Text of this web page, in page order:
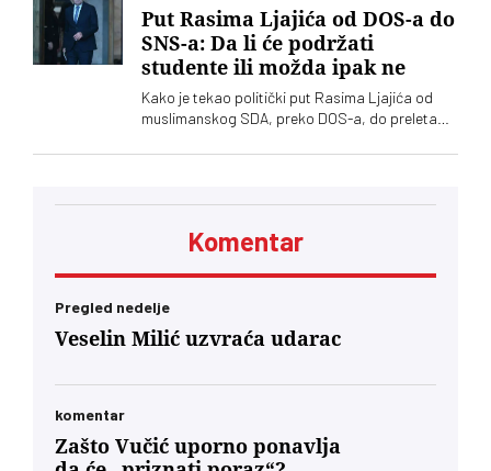
Put Rasima Ljajića od DOS-a do
SNS-a: Da li će podržati
studente ili možda ipak ne
Kako je tekao politički put Rasima Ljajića od
muslimanskog SDA, preko DOS-a, do preleta
će se usuditi da javno podrži studente?
Komentar
Pregled nedelje
Veselin Milić uzvraća udarac
komentar
Zašto Vučić uporno ponavlja